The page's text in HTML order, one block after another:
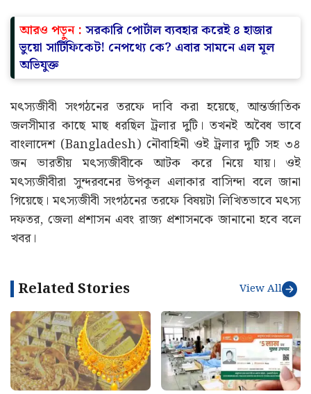
আরও পড়ুন : সরকারি পোর্টাল ব্যবহার করেই ৪ হাজার
ভুয়ো সার্টিফিকেট! নেপথ্যে কে? এবার সামনে এল মূল
অভিযুক্ত
মৎস্যজীবী সংগঠনের তরফে দাবি করা হয়েছে, আন্তর্জাতিক
জলসীমার কাছে মাছ ধরছিল ট্রলার দুটি। তখনই অবৈধ ভাবে
বাংলাদেশ (Bangladesh) নৌবাহিনী ওই ট্রলার দুটি সহ ৩৪
জন ভারতীয় মৎস্যজীবীকে আটক করে নিয়ে যায়। ওই
মৎস্যজীবীরা সুন্দরবনের উপকূল এলাকার বাসিন্দা বলে জানা
গিয়েছে। মৎস্যজীবী সংগঠনের তরফে বিষয়টা লিখিতভাবে মৎস্য
দফতর, জেলা প্রশাসন এবং রাজ্য প্রশাসনকে জানানো হবে বলে
খবর।
Related Stories View All